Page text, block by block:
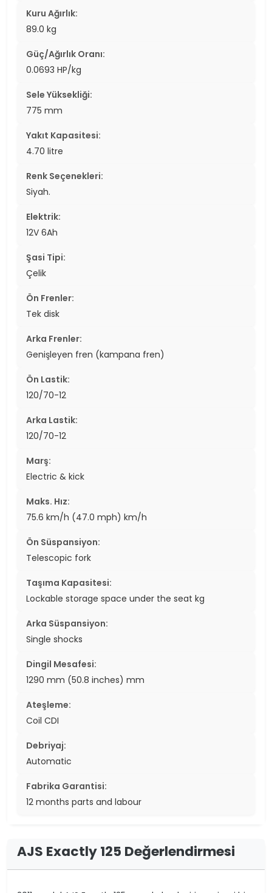
Kuru Ağırlık:
89.0 kg
Güç/Ağırlık Oranı:
0.0693 HP/kg
Sele Yüksekliği:
775 mm
Yakıt Kapasitesi:
4.70 litre
Renk Seçenekleri:
Siyah.
Elektrik:
12V 6Ah
Şasi Tipi:
Çelik
Ön Frenler:
Tek disk
Arka Frenler:
Genişleyen fren (kampana fren)
Ön Lastik:
120/70-12
Arka Lastik:
120/70-12
Marş:
Electric & kick
Maks. Hız:
75.6 km/h (47.0 mph) km/h
Ön Süspansiyon:
Telescopic fork
Taşıma Kapasitesi:
Lockable storage space under the seat kg
Arka Süspansiyon:
Single shocks
Dingil Mesafesi:
1290 mm (50.8 inches) mm
Ateşleme:
Coil CDI
Debriyaj:
Automatic
Fabrika Garantisi:
12 months parts and labour
AJS Exactly 125 Değerlendirmesi